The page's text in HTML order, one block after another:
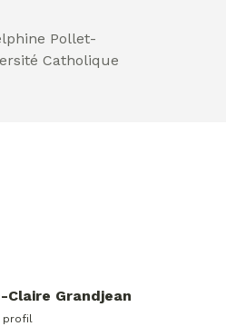
Pollet-
Catholique
Claire Grandjean
profil